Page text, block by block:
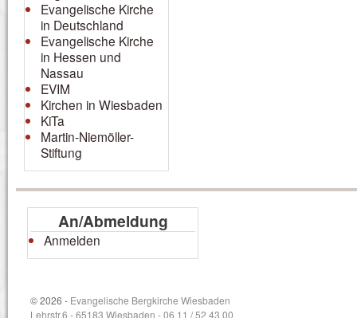
Evangelische Kirche
in Deutschland
Evangelische Kirche
in Hessen und
Nassau
EVIM
Kirchen in Wiesbaden
KiTa
Martin-Niemöller-
Stiftung
An/Abmeldung
Anmelden
© 2026 - Evangelische Bergkirche Wiesbaden
Lehrstr.6 - 65183 Wiesbaden - 06 11 / 52 43 00